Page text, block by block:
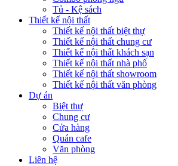
Tủ - Kệ sách
Thiết kế nội thất
Thiết kế nội thất biệt thự
Thiết kế nội thất chung cư
Thiết kế nội thất khách sạn
Thiết kế nội thất nhà phố
Thiết kế nội thất showroom
Thiết kế nội thất văn phòng
Dự án
Biệt thự
Chung cư
Cửa hàng
Quán cafe
Văn phòng
Liên hệ